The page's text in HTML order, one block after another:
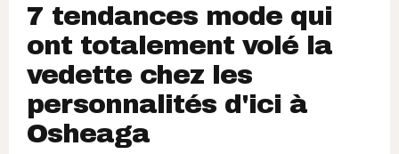
7 tendances mode qui
ont totalement volé la
vedette chez les
personnalités d'ici à
Osheaga